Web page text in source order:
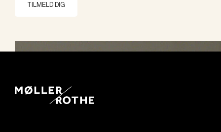
TILMELD DIG